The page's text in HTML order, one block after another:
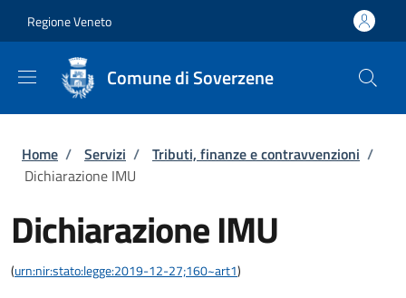
Regione Veneto
Comune di Soverzene
Briciole di pane
Home / Servizi / Tributi, finanze e contravvenzioni /
Dichiarazione IMU
Dichiarazione IMU
(urn:nir:stato:legge:2019-12-27;160~art1)